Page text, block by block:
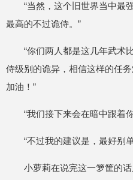
“当然，这个旧世界当中最
最高的不过诡侍。”
“你们两人都是这几年武术
侍级别的诡异，相信这样的任
加油！”
“我们接下来会在暗中跟着
“不过我的建议是，最好别
小萝莉在说完这一箩筐的